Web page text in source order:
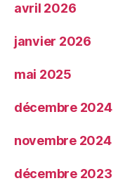
avril 2026
janvier 2026
mai 2025
décembre 2024
novembre 2024
décembre 2023